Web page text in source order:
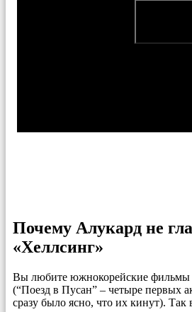
Почему Алукард не
«Хеллсинг»
Вы любите южнокорейские фильмы
(“Поезд в Пусан” – четыре первых
сразу было ясно, что их кинут). Так